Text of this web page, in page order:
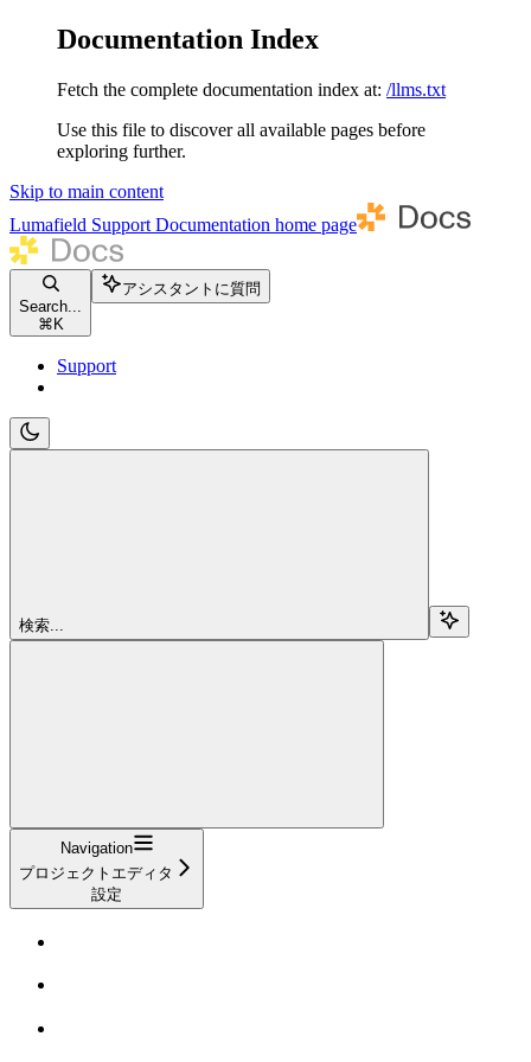
Documentation Index
Fetch the complete documentation index at: /llms.txt
Use this file to discover all available pages before
exploring further.
Skip to main content
Lumafield Support Documentation home page
Search...
⌘ K
アシスタントに質問
Support
検索...
Navigation
プロジェクトエディタ
設定